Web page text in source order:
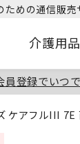
ための通信販売
介護用品
員登録でいつ
ケアフルIII